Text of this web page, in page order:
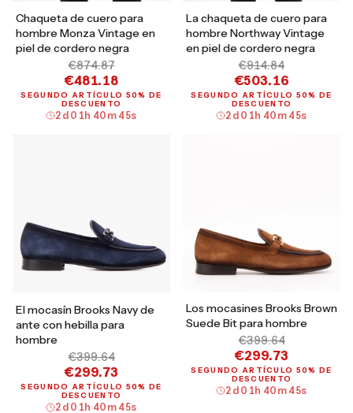
Chaqueta de cuero para
hombre Monza Vintage en
piel de cordero negra
€874.87
€481.18
SEGUNDO ARTÍCULO 50% DE
DESCUENTO
2 d 01h 40 m 44s
La chaqueta de cuero para
hombre Northway Vintage
en piel de cordero negra
€914.84
€503.16
SEGUNDO ARTÍCULO 50% DE
DESCUENTO
2 d 01h 40 m 44s
El mocasín Brooks Navy de
ante con hebilla para
hombre
€399.64
€299.73
SEGUNDO ARTÍCULO 50% DE
DESCUENTO
2 d 01h 40 m 44s
Los mocasines Brooks Brown
Suede Bit para hombre
€399.64
€299.73
SEGUNDO ARTÍCULO 50% DE
DESCUENTO
2 d 01h 40 m 44s